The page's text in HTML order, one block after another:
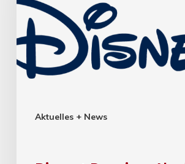
Aktuelles + News